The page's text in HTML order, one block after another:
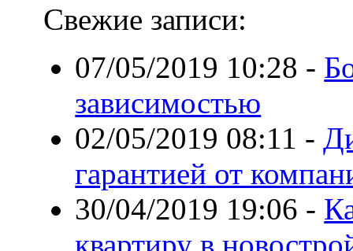
Свежие записи:
07/05/2019 10:28 -
зависимостью
02/05/2019 08:11 -
гарантией от
30/04/2019 19:06 -
квартиру в